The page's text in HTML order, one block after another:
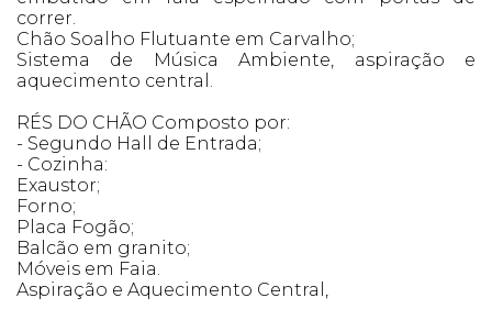
correr.
Chão Soalho Flutuante em Carvalho;
Sistema de Música Ambiente, aspiração e
aquecimento central.
RÉS DO CHÃO Composto por:
- Segundo Hall de Entrada;
- Cozinha:
Exaustor;
Forno;
Placa Fogão;
Balcão em granito;
Móveis em Faia.
Aspiração e Aquecimento Central,